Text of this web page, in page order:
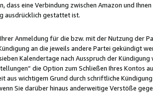
dass eine Verbindung zwischen Amazon und
ausdrücklich gestattet ist.
Anmeldung für die bzw. mit der Nutzung der
an die jeweils andere Partei gekündigt
Kalendertage nach Ausspruch der
die Option zum Schließen Ihres Kontos
aus wichtigem Grund durch schriftliche
Sie darüber hinaus anderweitige Verstöße